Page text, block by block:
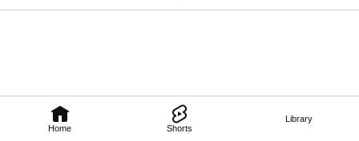
Home Shorts
Library